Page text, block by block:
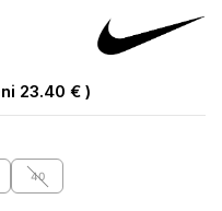
23.40 € )
40